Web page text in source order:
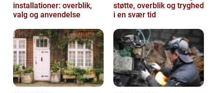
installationer: overblik,
valg og anvendelse
støtte, overblik og tryghed
i en svær tid